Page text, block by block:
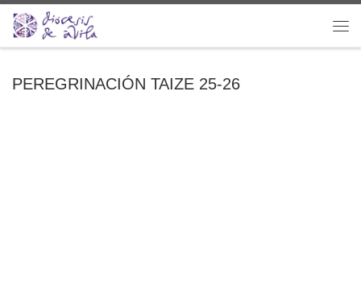
Saltar al contenido
PEREGRINACIÓN TAIZE 25-26